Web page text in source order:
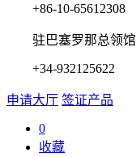
+86-10-65612308
驻巴塞罗那总领馆
+34-932125622
申请大厅 签证产品
0
收藏